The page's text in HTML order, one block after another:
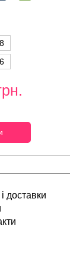
доставки